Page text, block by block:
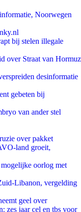
Noorwegen
bij stelen illegale
over Straat van Hormuz
desinformatie
gebeten bij
van ander stel
over pakket
land groeit,
oorlog met
Libanon, vergelding
geel over
zes jaar cel en tbs voor